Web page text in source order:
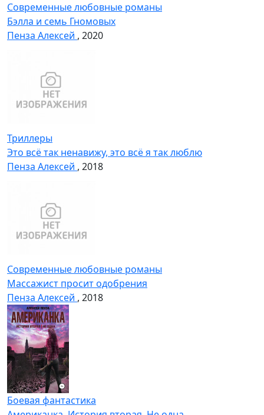
Современные любовные романы
Бэлла и семь Гномовых
Пенза Алексей , 2020
Триллеры
Это всё так ненавижу, это всё я так люблю
Пенза Алексей , 2018
Современные любовные романы
Массажист просит одобрения
Пенза Алексей , 2018
Боевая фантастика